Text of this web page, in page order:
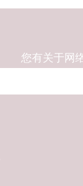
您有关于网